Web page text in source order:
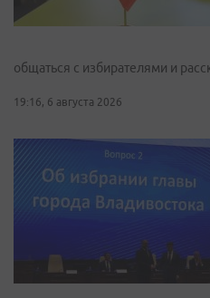
общаться с избирателями и
19:16, 6 августа 2026